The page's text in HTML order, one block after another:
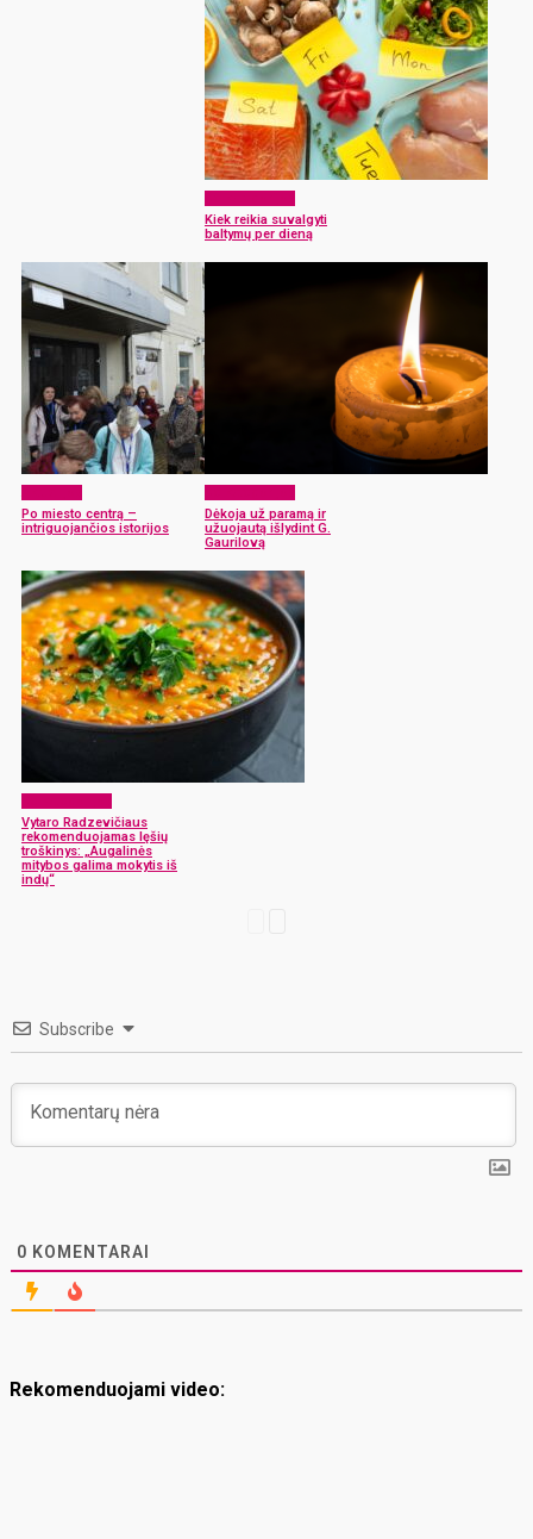
Kiek reikia suvalgyti
baltymų per dieną
Po miesto centrą –
intriguojančios istorijos
Dėkoja už paramą ir
užuojautą išlydint G.
Gaurilovą
Vytaro Radzevičiaus
rekomenduojamas lęšių
troškinys: „Augalinės
mitybos galima mokytis iš
indų“
Subscribe
0 KOMENTARAI
Rekomenduojami video: